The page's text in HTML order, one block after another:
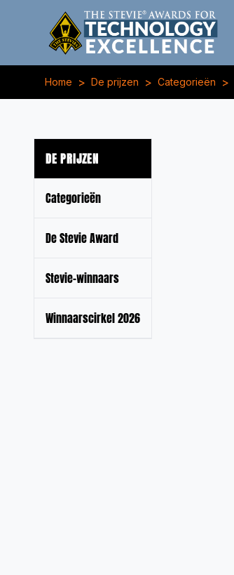
Home > De prijzen > Categorieën >
DE PRIJZEN
Categorieën
De Stevie Award
Stevie-winnaars
Winnaarscirkel 2026